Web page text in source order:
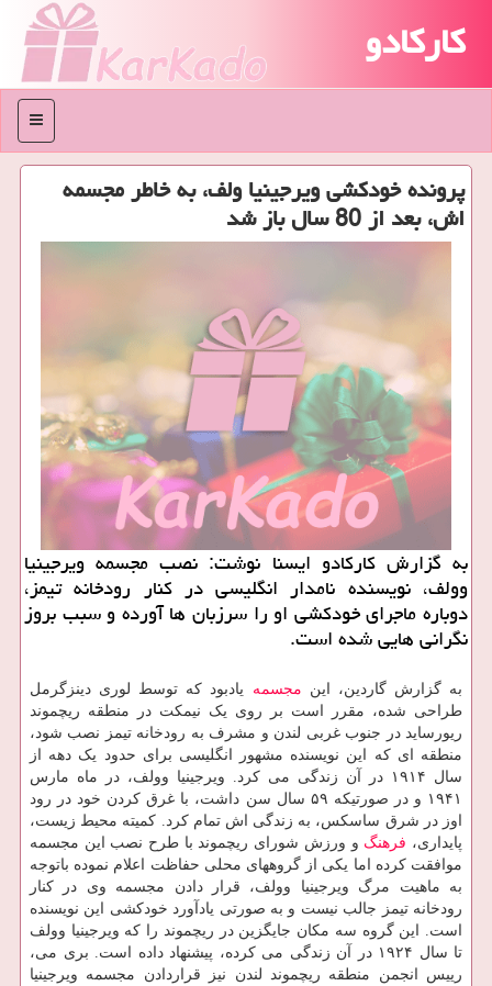
کارکادو
منو
پرونده خودکشی ویرجینیا ولف، به خاطر مجسمه
اش، بعد از 80 سال باز شد
به گزارش کارکادو ایسنا نوشت: نصب مجسمه ویرجینیا
وولف، نویسنده نامدار انگلیسی در کنار رودخانه تیمز،
دوباره ماجرای خودکشی او را سرزبان ها آورده و سبب بروز
نگرانی هایی شده است.
به گزارش گاردین، این مجسمه یادبود که توسط لوری دینزگرمل
طراحی شده، مقرر است بر روی یک نیمکت در منطقه ریچموند
ریورساید در جنوب غربی لندن و مشرف به رودخانه تیمز نصب شود،
منطقه ای که این نویسنده مشهور انگلیسی برای حدود یک دهه از
سال ۱۹۱۴ در آن زندگی می کرد. ویرجینیا وولف، در ماه مارس
۱۹۴۱ و در صورتیکه ۵۹ سال سن داشت، با غرق کردن خود در رود
اوز در شرق ساسکس، به زندگی اش تمام کرد. کمیته محیط زیست،
پایداری، فرهنگ و ورزش شورای ریچموند با طرح نصب این مجسمه
موافقت کرده اما یکی از گروههای محلی حفاظت اعلام نموده باتوجه
به ماهیت مرگ ویرجینیا وولف، قرار دادن مجسمه وی در کنار
رودخانه تیمز جالب نیست و به صورتی یادآورد خودکشی این نویسنده
است. این گروه سه مکان جایگزین در ریچموند را که ویرجینیا وولف
تا سال ۱۹۲۴ در آن زندگی می کرده، پیشنهاد داده است. بری می،
رییس انجمن منطقه ریچموند لندن نیز قراردادن مجسمه ویرجینیا